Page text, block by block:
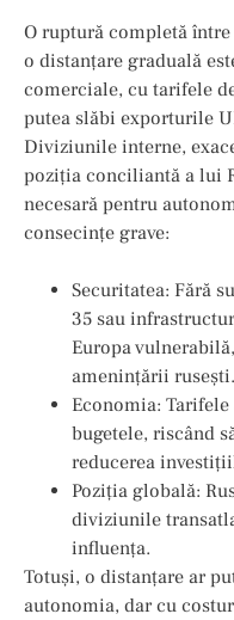
O ruptură completă
o distanțare graduală
comerciale, cu tarifele
putea slăbi exporturile
Diviziunile interne,
poziția conciliantă a lui
necesară pentru
consecințe grave:
Securitatea: Fără
35 sau
Europa
amenințării rusești.
Economia:
bugetele, riscând
reducerea
Poziția globală:
diviziunile
influența.
Totuși, o distanțare ar
autonomia, dar cu